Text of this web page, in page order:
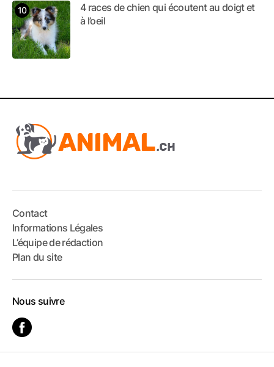
4 races de chien qui écoutent au doigt et
à l’oeil
Contact
Informations Légales
L’équipe de rédaction
Plan du site
Nous suivre